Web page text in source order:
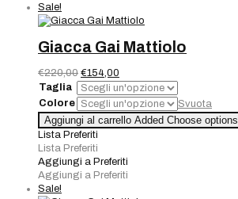
Sale!
Giacca Gai Mattiolo
€220,00 Il
prezzo
originale
era:
€220,00.
€154,00
prezzo
attuale
è:
€154,00.
Taglia
Colore
Svuota
Giacca
Gai
Mattiolo
quantità
Aggiungi al carrello Added Choose options
Lista Preferiti
Lista Preferiti
Aggiungi a Preferiti
Aggiungi a Preferiti
Sale!